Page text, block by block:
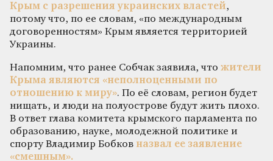
Крым с разрешения украинских властей,
потому что, по ее словам, «по международным
договоренностям» Крым является территорией
Украины.
Напомним, что ранее Собчак заявила, что жители
Крыма являются «неполноценными по
отношению к миру». По её словам, регион будет
нищать, и люди на полуострове будут жить плохо.
В ответ глава комитета крымского парламента по
образованию, науке, молодежной политике и
спорту Владимир Бобков назвал ее заявление
«смешным».